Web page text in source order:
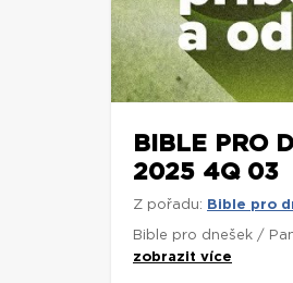
BIBLE PRO
2025 4Q 03
Z pořadu: Bible pro
Bible pro dnešek /
zobrazit více